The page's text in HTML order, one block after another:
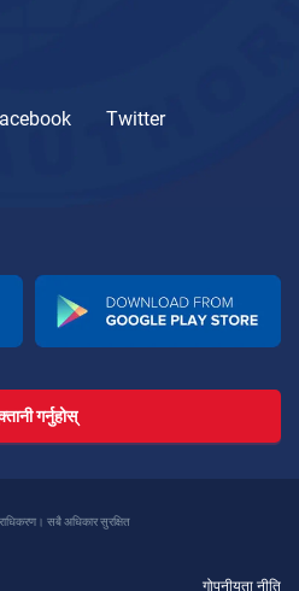
Twitter
गर्नुहोस्
सबै अधिकार सुरक्षित
गोपनीयता नीति